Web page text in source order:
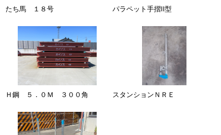
たち馬 １８号 パラペット手摺II型
Ｈ鋼 ５．０Ｍ ３００角 スタンションＮＲＥ